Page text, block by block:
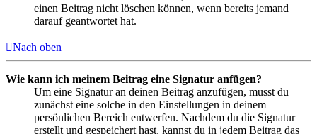
einen Beitrag nicht löschen können, wenn bereits jemand
darauf geantwortet hat.
Nach oben
Wie kann ich meinem Beitrag eine Signatur anfügen?
Um eine Signatur an deinen Beitrag anzufügen, musst du
zunächst eine solche in den Einstellungen in deinem
persönlichen Bereich entwerfen. Nachdem du die Signatur
erstellt und gespeichert hast, kannst du in jedem Beitrag das